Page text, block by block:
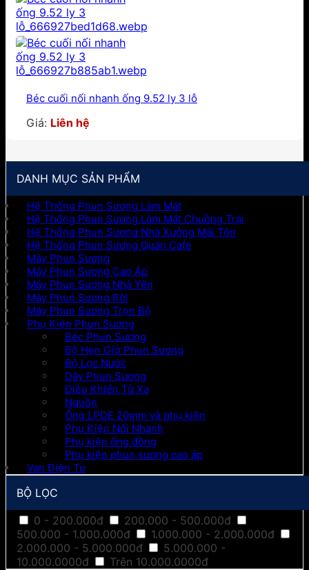
Béc cuối nối nhanh ống 9.52 ly 3 lỗ
Giá: Liên hệ
DANH MỤC SẢN PHẨM
Hệ Thống Phun Sương Làm Mát
Hệ Thống Phun Sương Làm Mát Chuồng Trại
Hệ Thống Phun Sương Nhà Xưởng Mái Tôn
Hệ Thống Phun Sương Quán Cafe
Máy Phun Sương
Máy Phun Sương Cao Áp
Máy Phun Sương Nhà Yến
Máy Phun Sương Rời
Máy Phun Sương Trọn Bộ
Phụ Kiện Phun Sương
Béc Phun Sương
Bộ Hẹn Giờ Phun Sương
Bộ Lọc Nước
Dây Phun Sương
Điều Khiển Từ Xa
Nguồn
Ống LPDE 20mm và phụ kiện
Phụ Kiện Nối Nhanh
Phụ kiện ống đồng
Phụ kiện phun sương cao áp
Van Điện Từ
BỘ LỌC
0 - 200.000đ
200.000 - 500.000đ
500.000 - 1.000.000đ
1.000.000 - 2.000.000đ
2.000.000 - 5.000.000đ
5.000.000 -
10.000.0000đ
Trên 10.000.0000đ